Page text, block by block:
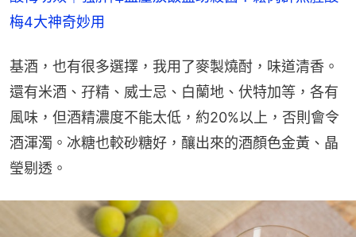
梅4大神奇妙用
基酒，也有很多選擇，我用了麥製燒酎，味道清香。
還有米酒、孖精、威士忌、白蘭地、伏特加等，各有
風味，但酒精濃度不能太低，約20%以上，否則會令
酒渾濁。冰糖也較砂糖好，釀出來的酒顏色金黃、晶
瑩剔透。